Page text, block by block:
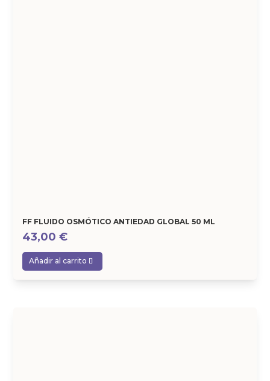
FF FLUIDO OSMÓTICO ANTIEDAD GLOBAL 50 ML
43,00€
Añadir al carrito